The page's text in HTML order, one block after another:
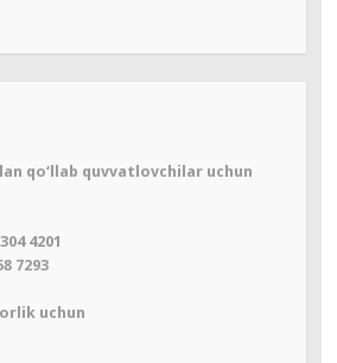
qo‘llab quvvatlovchilar uchun
4201
7293
uchun